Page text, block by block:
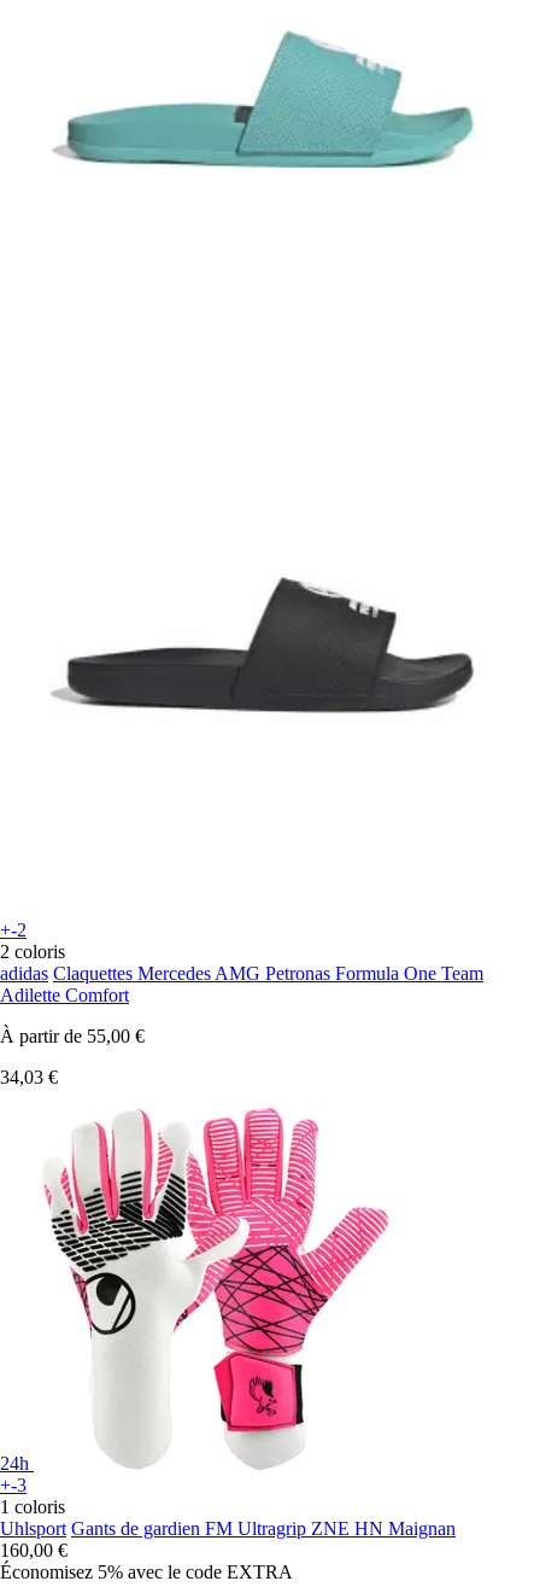
+-2
2 coloris
adidas Claquettes Mercedes AMG Petronas Formula One Team
Adilette Comfort
À partir de 55,00 €
34,03 €
24h
+-3
1 coloris
Uhlsport Gants de gardien FM Ultragrip ZNE HN Maignan
160,00 €
Économisez 5% avec le code EXTRA